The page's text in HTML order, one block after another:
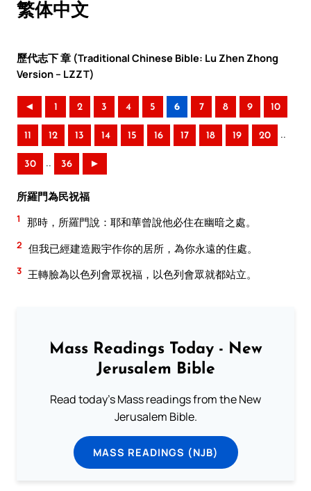
繁体中文
歷代志下 章 (Traditional Chinese Bible: Lu Zhen Zhong
Version – LZZT)
◄ 1 2 3 4 5 6 7 8 9 10
11 12 13 14 15 16 17 18 19 20 ..
30 .. 36 ►
所羅門為民祝福
1 那時，所羅門說：耶和華曾說他必住在幽暗之處。
2 但我已經建造殿宇作你的居所，為你永遠的住處。
3 王轉臉為以色列會眾祝福，以色列會眾就都站立。
Mass Readings Today - New
Jerusalem Bible
Read today's Mass readings from the New
Jerusalem Bible.
MASS READINGS (NJB)